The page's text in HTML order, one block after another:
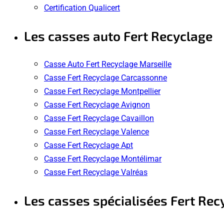
Certification Qualicert
Les casses auto Fert Recyclage
Casse Auto Fert Recyclage Marseille
Casse Fert Recyclage Carcassonne
Casse Fert Recyclage Montpellier
Casse Fert Recyclage Avignon
Casse Fert Recyclage Cavaillon
Casse Fert Recyclage Valence
Casse Fert Recyclage Apt
Casse Fert Recyclage Montélimar
Casse Fert Recyclage Valréas
Les casses spécialisées Fert